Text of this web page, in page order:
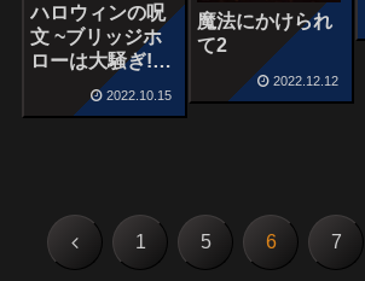
魔法にかけられ
て2
2022.12.12
ハロウィンの呪
文 ~ブリッジホ
ローは大騒ぎ!?
2022.10.15
前 1 5 6 7